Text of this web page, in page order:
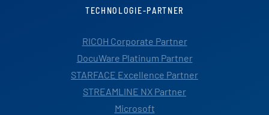
TECHNOLOGIE-PARTNER
RICOH Corporate Partner
DocuWare Platinum Partner
STARFACE Excellence Partner
STREAMLINE NX Partner
Microsoft